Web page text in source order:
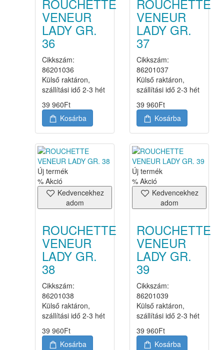
ROUCHETTE
VENEUR
LADY GR.
36
Cikkszám:
86201036
Külső raktáron,
szállítási idő 2-3 hét
39 960Ft
Kosárba
ROUCHETTE
VENEUR
LADY GR.
37
Cikkszám:
86201037
Külső raktáron,
szállítási idő 2-3 hét
39 960Ft
Kosárba
Új termék
% Akció
Kedvencekhez
adom
ROUCHETTE
VENEUR
LADY GR.
38
Cikkszám:
86201038
Külső raktáron,
szállítási idő 2-3 hét
39 960Ft
Kosárba
Új termék
% Akció
Kedvencekhez
adom
ROUCHETTE
VENEUR
LADY GR.
39
Cikkszám:
86201039
Külső raktáron,
szállítási idő 2-3 hét
39 960Ft
Kosárba